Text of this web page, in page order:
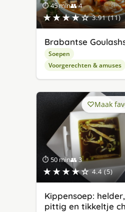
⏱ 45 min👥 4
★★★★☆ 3.91 (11)
Brabantse
Soepen
Voorgerechten & amuses
⏱ 50 min👥 3
★★★★☆ 4.4 (5)
Maak
Kippensoep: helder,
pittig en tikkeltje